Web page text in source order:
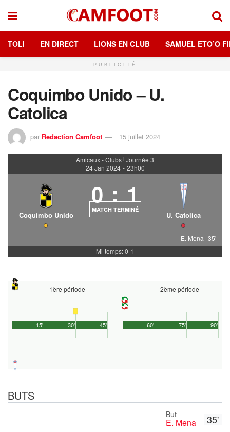
TOLI EN DIRECT LIONS EN CLUB SAMUEL ETO’O
PUBLICITÉ
Coquimbo Unido – U.
Catolica
par Redaction Camfoot 15 juillet 2024
Amicaux - Clubs | Journée 3
24 Jan 2024 - 23h00
Coquimbo Unido
0 : 1
MATCH TERMINÉ
U. Catolica
E. Mena 35'
Mi-temps: 0-1
1ère période
45'
15' 30'
2ème période
90'
60' 75'
BUTS
35'
But
E. Mena